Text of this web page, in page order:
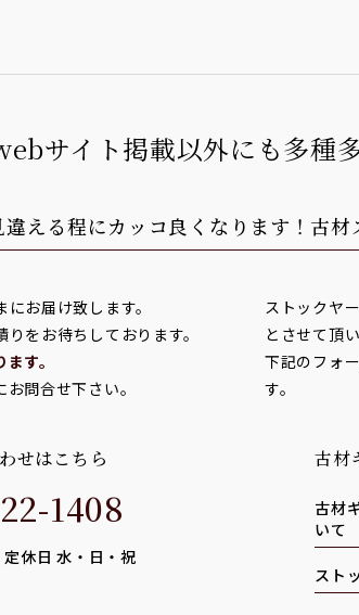
サイト掲載以外にも多種
える程にカッコ良くなります！ 古材
お届け致します。
をお待ちしております。
す。
問合せ下さい。
せはこちら
1408
休日 水・日・祝
ストックヤ
とさせて頂
下記のフォ
す。
古材
古材
いて
スト